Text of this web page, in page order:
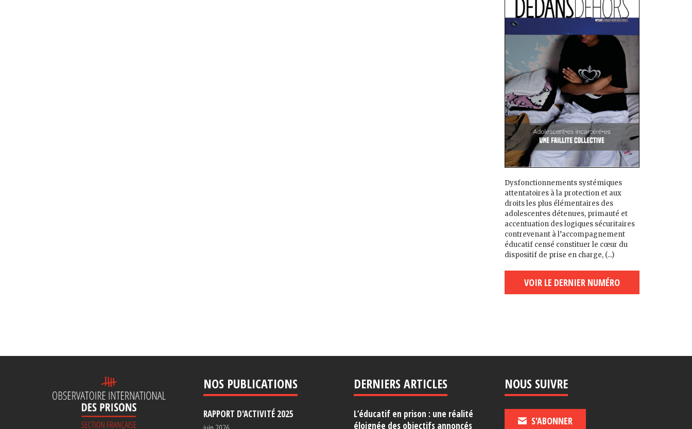
Dysfonctionnements systémiques
attentatoires à la protection et aux
droits les plus élémentaires des
adolescent·es détenu·es, primauté et
accentuation des logiques sécuritaires
contrevenant à l’accompagnement
éducatif censé constituer le cœur du
dispositif de prise en charge, (...)
VOIR LE DERNIER NUMÉRO
NOS PUBLICATIONS
RAPPORT D'ACTIVITÉ 2025
DERNIERS ARTICLES
L’éducatif en prison : une réalité
éloignée des objectifs annoncés
NOUS SUIVRE
S'ABONNER